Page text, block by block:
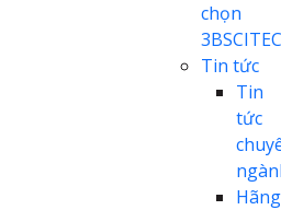
chọn
Tin tức
Tin
tức
Hãng